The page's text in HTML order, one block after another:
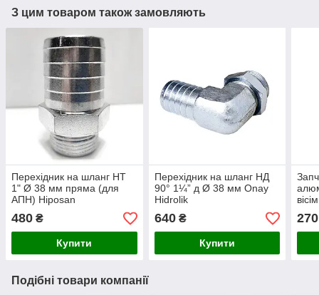
З цим товаром також замовляють
Перехідник на шланг НТ
1" Ø 38 мм пряма (для
АПН) Hiposan
480 ₴
Купити
Перехідник на шланг НД
90° 1¼” д Ø 38 мм Onay
Hidrolik
640₴
Купити
270
Подібні товари компанії